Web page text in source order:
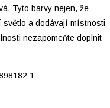
Tyto barvy nejen, že
světlo a dodávají místnosti
nezapomeňte doplnit